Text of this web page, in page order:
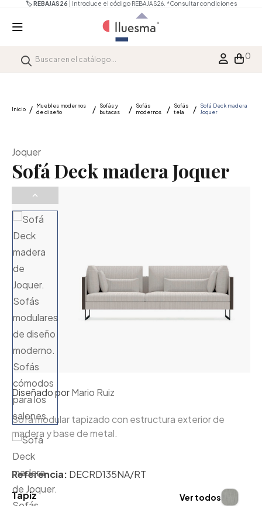
🏷️ REBAJAS26 | Introduce el código REBAJAS26. *Consultar condiciones
0
Inicio
Muebles modernos
de diseño
Sofás y
butacas
Sofás
modernos
Sofás
tela
Sofá Deck madera
Joquer
Joquer
Sofá Deck madera Joquer
Diseñado porMario Ruiz
Sofá modular tapizado con estructura exterior de
madera y base de metal.
Referencia: DECRD135NA/RT
Tapiz
Ver todos